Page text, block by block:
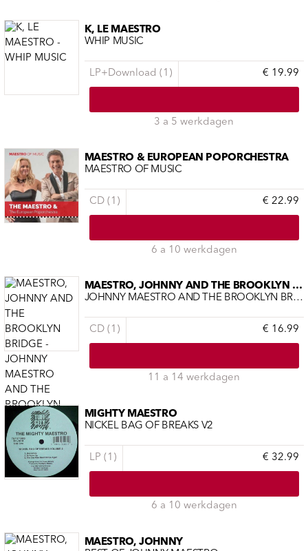
K, LE MAESTRO
WHIP MUSIC
LP+Download (1) € 19.99
3 a 5 werkdagen
MAESTRO & EUROPEAN POPORCHESTRA
MAESTRO OF MUSIC
CD (1) € 22.99
6 a 10 werkdagen
MAESTRO, JOHNNY AND THE BROOKLYN BRIDGE
JOHNNY MAESTRO AND THE BROOKLYN BRIDGE - LIVE!
CD (1) € 16.99
11 a 14 werkdagen
MIGHTY MAESTRO
NICKEL BAG OF BREAKS V2
LP (1) € 32.99
6 a 10 werkdagen
MAESTRO, JOHNNY